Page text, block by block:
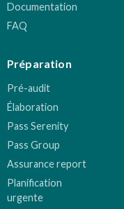
Documentation
FAQ
Préparation
Pré-audit
Élaboration
Pass Serenity
Pass Group
Assurance report
Planification
urgente